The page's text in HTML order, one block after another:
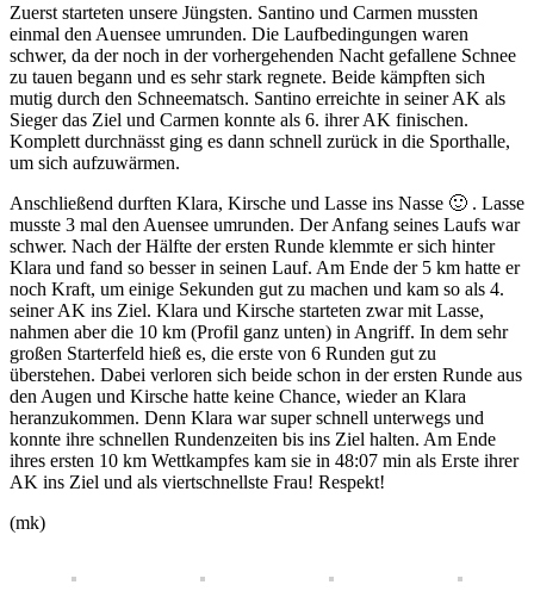
Zuerst starteten unsere Jüngsten. Santino und Carmen mussten
einmal den Auensee umrunden. Die Laufbedingungen waren
schwer, da der noch in der vorhergehenden Nacht gefallene Schnee
zu tauen begann und es sehr stark regnete. Beide kämpften sich
mutig durch den Schneematsch. Santino erreichte in seiner AK als
Sieger das Ziel und Carmen konnte als 6. ihrer AK finischen.
Komplett durchnässt ging es dann schnell zurück in die Sporthalle,
um sich aufzuwärmen.
Anschließend durften Klara, Kirsche und Lasse ins Nasse 🙂 . Lasse
musste 3 mal den Auensee umrunden. Der Anfang seines Laufs war
schwer. Nach der Hälfte der ersten Runde klemmte er sich hinter
Klara und fand so besser in seinen Lauf. Am Ende der 5 km hatte er
noch Kraft, um einige Sekunden gut zu machen und kam so als 4.
seiner AK ins Ziel. Klara und Kirsche starteten zwar mit Lasse,
nahmen aber die 10 km (Profil ganz unten) in Angriff. In dem sehr
großen Starterfeld hieß es, die erste von 6 Runden gut zu
überstehen. Dabei verloren sich beide schon in der ersten Runde aus
den Augen und Kirsche hatte keine Chance, wieder an Klara
heranzukommen. Denn Klara war super schnell unterwegs und
konnte ihre schnellen Rundenzeiten bis ins Ziel halten. Am Ende
ihres ersten 10 km Wettkampfes kam sie in 48:07 min als Erste ihrer
AK ins Ziel und als viertschnellste Frau! Respekt!
(mk)